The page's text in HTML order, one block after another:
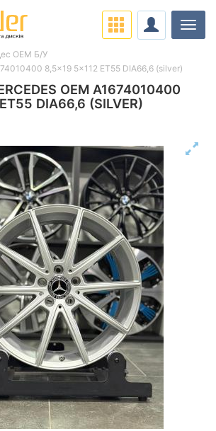
OEM A1674010400
DIA66,6 (SILVER)
ОЕМ Б/У
8,5x19 5x112 ET55 DIA66,6 (silver)